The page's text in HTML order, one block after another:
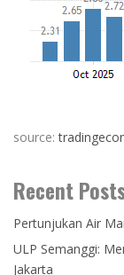
source:
Recent
Pertunjukan Air
ULP Semanggi:
Jakarta